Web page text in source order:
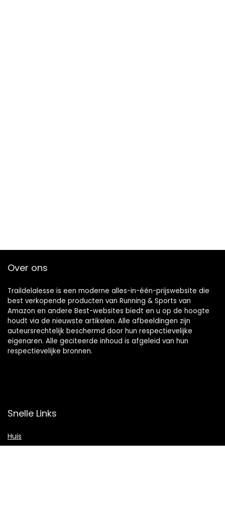
Over ons
Traildelalesse is een moderne alles-in-één-prijswebsite die
best verkopende producten van Running & Sports van
Amazon en andere Best-websites biedt en u op de hoogte
houdt via de nieuwste artikelen. Alle afbeeldingen zijn
auteursrechtelijk beschermd door hun respectievelijke
eigenaren. Alle geciteerde inhoud is afgeleid van hun
respectievelijke bronnen.
Snelle Links
Huis